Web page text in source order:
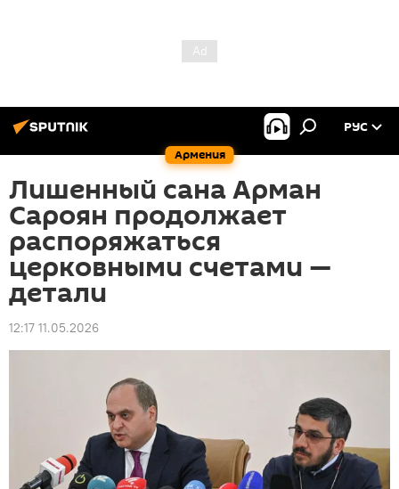
Армения
РУС
Лишенный сана Арман
Сароян продолжает
распоряжаться
церковными счетами —
детали
12:17 11.05.2026